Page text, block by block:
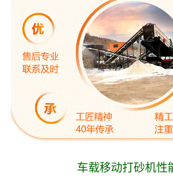
车载移动打砂机性